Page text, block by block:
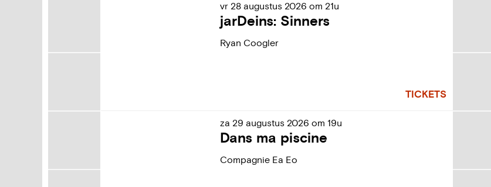
vr 28 augustus 2026 om 21u
jarDeins: Sinners
Ryan Coogler
TICKETS
za 29 augustus 2026 om19u
Dans ma piscine
Compagnie Ea Eo